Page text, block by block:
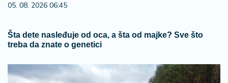
05. 08. 2026 06:45
Šta dete nasleđuje od oca, a šta od majke? Sve što
treba da znate o genetici